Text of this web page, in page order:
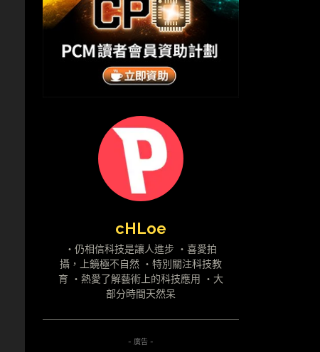
cHLoe
・仍相信科技是讓人進步 ・喜愛拍
攝，上鏡極不自然 ・特別關注科技教
育 ・熱愛了解藝術上的科技應用 ・大
部分時間天然呆
- 廣告 -